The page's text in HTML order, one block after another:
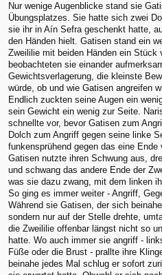
Nur wenige Augenblicke stand sie
Übungsplatzes. Sie hatte sich zwei
sie ihr in Aín Sefra geschenkt hatte,
den Händen hielt. Gatisen stand ein
Zweililie mit beiden Händen ein
beobachteten sie einander
Gewichtsverlagerung, die kleinste
würde, ob und wie Gatisen angreifen
Endlich zuckten seine Augen ein
sein Gewicht ein wenig zur Seite.
schnellte vor, bevor Gatisen zum
Dolch zum Angriff gegen seine linke
funkensprühend gegen das eine
Gatisen nutzte ihren Schwung aus,
und schwang das andere Ende der
was sie dazu zwang, mit dem linken
So ging es immer weiter - Angriff,
Während sie Gatisen, der sich
sondern nur auf der Stelle drehte,
die Zweililie offenbar längst nicht so
hatte. Wo auch immer sie angriff -
Füße oder die Brust - prallte ihre
beinahe jedes Mal schlug er sofort